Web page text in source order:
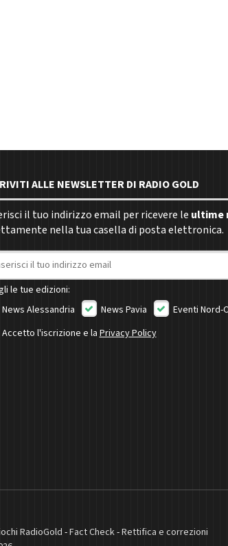
ALLE NEWSLETTER DI RADIO GOLD
il tuo indirizzo email per ricevere le ultime
nella tua casella di posta elettronica.
email
le tue edizioni:
News Alessandria
News Pavia
Eventi Nord-
Accetto l'iscrizione e la Privacy Policy
RadioGold -Fact Check-Rettifica e correzioni